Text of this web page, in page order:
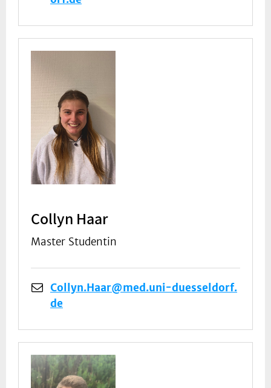
Collyn Haar
Master Studentin
Collyn.Haar@med.uni-duesseldorf.
de